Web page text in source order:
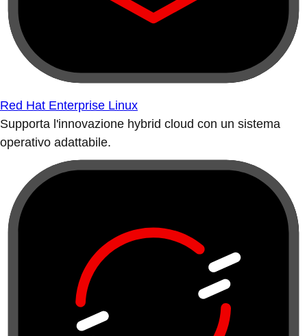
Red Hat Enterprise Linux
Supporta l'innovazione hybrid cloud con un sistema
operativo adattabile.